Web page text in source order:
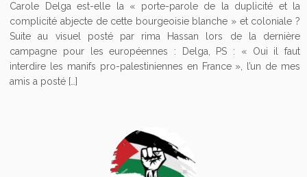
Carole Delga est-elle la « porte-parole de la duplicité et la
complicité abjecte de cette bourgeoisie blanche » et coloniale ?
Suite au visuel posté par rima Hassan lors de la dernière
campagne pour les européennes : Delga, PS : « Oui il faut
interdire les manifs pro-palestiniennes en France », l’un de mes
amis a posté […]